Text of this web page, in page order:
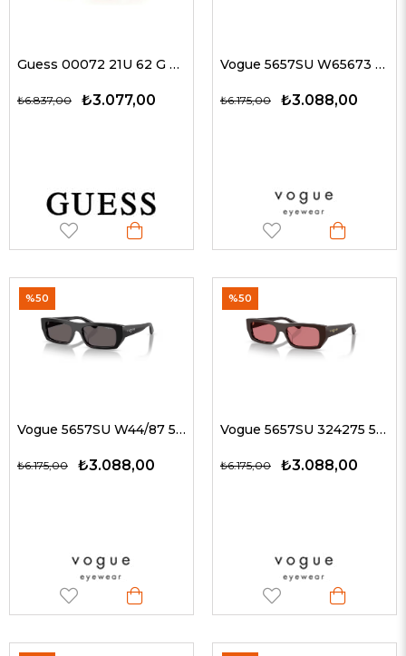
Guess 00072 21U 62 G Unisex Güneş Gözlükleri
₺3.077,00
₺6.837,00
Vogue 5657SU W65673 53 G Kadın Güneş Gözlükleri
₺3.088,00
₺6.175,00
Vogue 5657SU W44/87 53 G Kadın Güneş Gözlükleri
₺3.088,00
₺6.175,00
%50
Vogue 5657SU 324275 53 G Kadın Güneş Gözlükleri
₺3.088,00
₺6.175,00
%50